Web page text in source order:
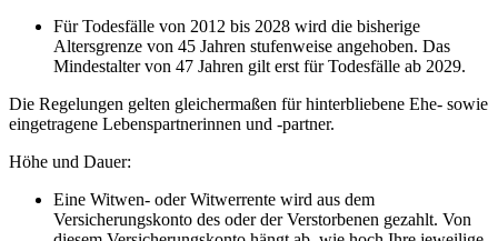
Für Todesfälle von 2012 bis 2028 wird die bisherige
Altersgrenze von 45 Jahren stufenweise angehoben. Das
Mindestalter von 47 Jahren gilt erst für Todesfälle ab 2029.
Die Regelungen gelten gleichermaßen für hinterbliebene Ehe- sowie
eingetragene Lebenspartnerinnen und -partner.
Höhe und Dauer:
Eine Witwen- oder Witwerrente wird aus dem
Versicherungskonto des oder der Verstorbenen gezahlt. Von